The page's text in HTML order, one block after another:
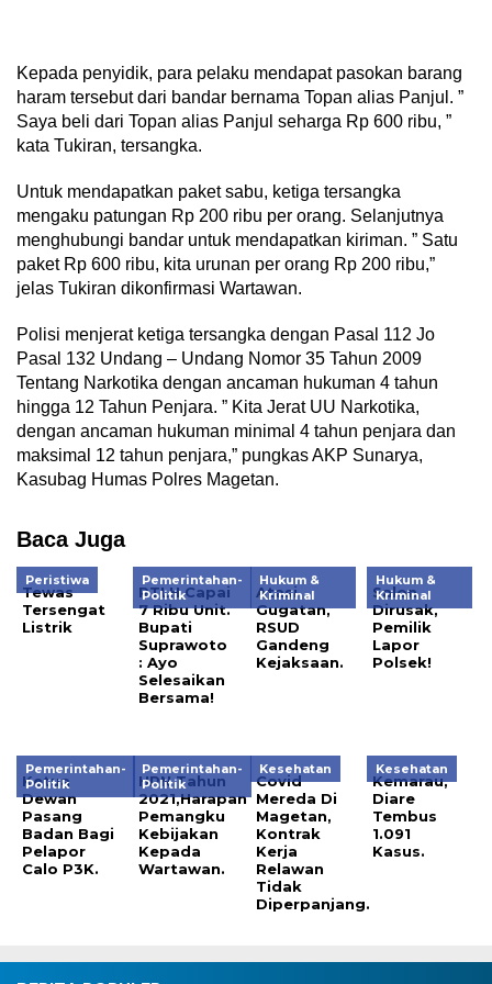
Kepada penyidik, para pelaku mendapat pasokan barang
haram tersebut dari bandar bernama Topan alias Panjul. ”
Saya beli dari Topan alias Panjul seharga Rp 600 ribu, ”
kata Tukiran, tersangka.
Untuk mendapatkan paket sabu, ketiga tersangka
mengaku patungan Rp 200 ribu per orang. Selanjutnya
menghubungi bandar untuk mendapatkan kiriman. ” Satu
paket Rp 600 ribu, kita urunan per orang Rp 200 ribu,”
jelas Tukiran dikonfirmasi Wartawan.
Polisi menjerat ketiga tersangka dengan Pasal 112 Jo
Pasal 132 Undang – Undang Nomor 35 Tahun 2009
Tentang Narkotika dengan ancaman hukuman 4 tahun
hingga 12 Tahun Penjara. ” Kita Jerat UU Narkotika,
dengan ancaman hukuman minimal 4 tahun penjara dan
maksimal 12 tahun penjara,” pungkas AKP Sunarya,
Kasubag Humas Polres Magetan.
Baca Juga
Peristiwa
Tewas
Tersengat
Listrik
Pemerintahan-
Politik
RTLH Capai
7 Ribu Unit.
Bupati
Suprawoto
: Ayo
Selesaikan
Bersama!
Hukum &
Kriminal
Atasi
Gugatan,
RSUD
Gandeng
Kejaksaan.
Hukum &
Kriminal
Salon
Dirusak,
Pemilik
Lapor
Polsek!
Pemerintahan-
Politik
Ketua
Dewan
Pasang
Badan Bagi
Pelapor
Calo P3K.
Pemerintahan-
Politik
HPN Tahun
2021,Harapan
Pemangku
Kebijakan
Kepada
Wartawan.
Kesehatan
Covid
Mereda Di
Magetan,
Kontrak
Kerja
Relawan
Tidak
Diperpanjang.
Kesehatan
Kemarau,
Diare
Tembus
1.091
Kasus.